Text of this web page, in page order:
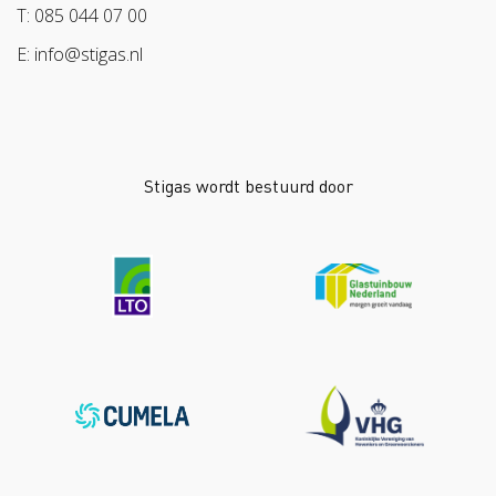
Werken aan morgen
T: 085 044 07 00
E: info@stigas.nl
Stigas wordt bestuurd door